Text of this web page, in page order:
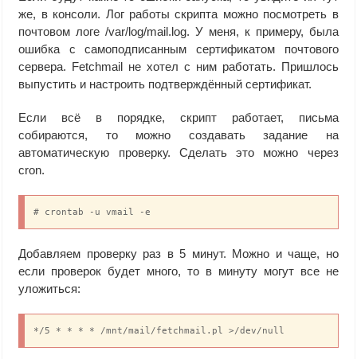
же, в консоли. Лог работы скрипта можно посмотреть в
почтовом логе /var/log/mail.log. У меня, к примеру, была
ошибка с самоподписанным сертификатом почтового
сервера. Fetchmail не хотел с ним работать. Пришлось
выпустить и настроить подтверждённый сертификат.
Если всё в порядке, скрипт работает, письма
собираются, то можно создавать задание на
автоматическую проверку. Сделать это можно через
cron.
# crontab -u vmail -e
Добавляем проверку раз в 5 минут. Можно и чаще, но
если проверок будет много, то в минуту могут все не
уложиться:
*/5 * * * * /mnt/mail/fetchmail.pl >/dev/null